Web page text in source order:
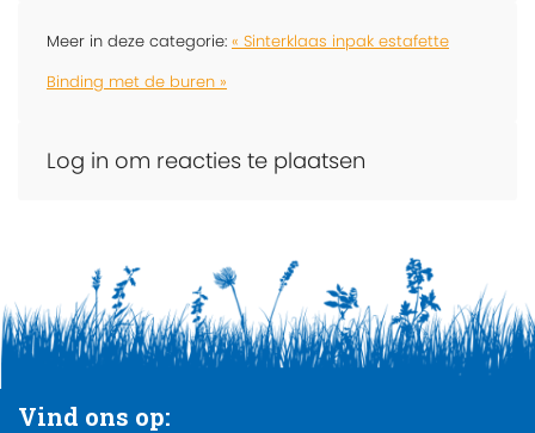
Meer in deze categorie: « Sinterklaas inpak estafette
Binding met de buren »
Log in om reacties te plaatsen
Vind ons op: